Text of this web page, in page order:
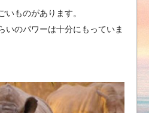
ものがあります。
のパワーは十分にもっていま